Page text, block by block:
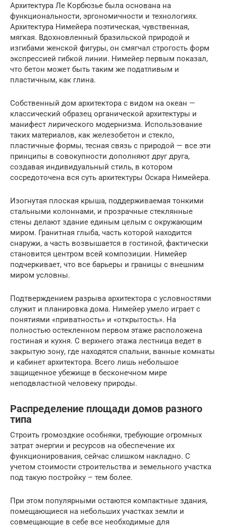
Архитектура Ле Корбюзье была основана на
функциональности, эргономичности и технологиях.
Архитектура Нимейера поэтическая, чувственная,
мягкая. Вдохновленный бразильской природой и
изгибами женской фигуры, он смягчал строгость форм
экспрессией гибкой линии. Нимейер первым показал,
что бетон может быть таким же податливым и
пластичным, как глина.
Собственный дом архитектора с видом на океан —
классический образец органической архитектуры и
манифест лирического модернизма. Использование
таких материалов, как железобетон и стекло,
пластичные формы, тесная связь с природой — все эти
принципы в совокупности дополняют друг друга,
создавая индивидуальный стиль, в котором
сосредоточена вся суть архитектуры Оскара Нимейера.
Изогнутая плоская крыша, поддерживаемая тонкими
стальными колоннами, и прозрачные стеклянные
стены делают здание единым целым с окружающим
миром. Гранитная глыба, часть которой находится
снаружи, а часть возвышается в гостиной, фактически
становится центром всей композиции. Нимейер
подчеркивает, что все барьеры и границы с внешним
миром условны.
Подтверждением разрыва архитектора с условностями
служит и планировка дома. Нимейер умело играет с
понятиями «приватность» и «открытость». На
полностью остекленном первом этаже расположена
гостиная и кухня. С верхнего этажа лестница ведет в
закрытую зону, где находятся спальни, ванные комнаты
и кабинет архитектора. Всего лишь небольшое
защищенное убежище в бесконечном мире
неподвластной человеку природы.
Распределение площади домов разного
типа
Строить громоздкие особняки, требующие огромных
затрат энергии и ресурсов на обеспечение их
функционирования, сейчас слишком накладно. С
учетом стоимости строительства и земельного участка
под такую постройку – тем более.
При этом популярными остаются компактные здания,
помещающиеся на небольших участках земли и
совмещающие в себе все необходимые для